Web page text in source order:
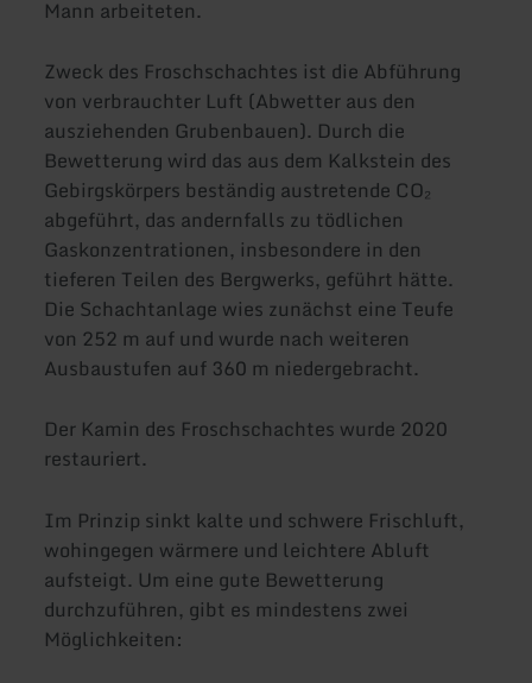
Mann arbeiteten.
Zweck des Froschschachtes ist die Abführung
von verbrauchter Luft (Abwetter aus den
ausziehenden Grubenbauen). Durch die
Bewetterung wird das aus dem Kalkstein des
Gebirgskörpers beständig austretende CO₂
abgeführt, das andernfalls zu tödlichen
Gaskonzentrationen, insbesondere in den
tieferen Teilen des Bergwerks, geführt hätte.
Die Schachtanlage wies zunächst eine Teufe
von 252 m auf und wurde nach weiteren
Ausbaustufen auf 360 m niedergebracht.
Der Kamin des Froschschachtes wurde 2020
restauriert.
Im Prinzip sinkt kalte und schwere Frischluft,
wohingegen wärmere und leichtere Abluft
aufsteigt. Um eine gute Bewetterung
durchzuführen, gibt es mindestens zwei
Möglichkeiten: